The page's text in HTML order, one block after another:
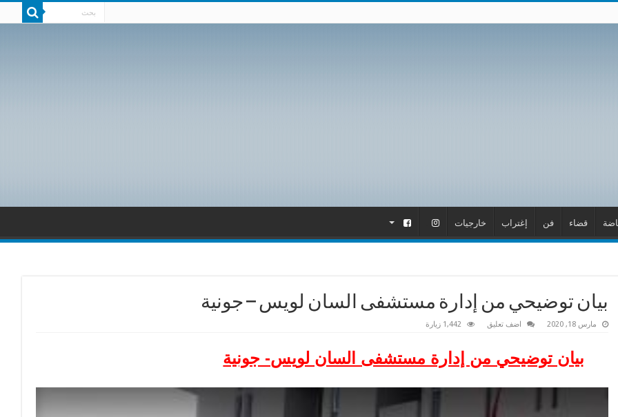
قضاء فن إغتراب خارجيات
بيان توضيحي من إدارة مستشفى السان لويس – جونية
مارس 18, 2020 اضف تعليق 1,442 زيارة
بيان توضيحي من إدارة مستشفى السان لويس- جونية